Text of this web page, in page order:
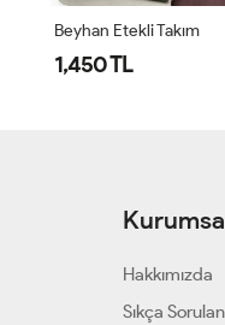
Beyhan Etekli Takım
1,450 TL
Hakkımızda
Sıkça